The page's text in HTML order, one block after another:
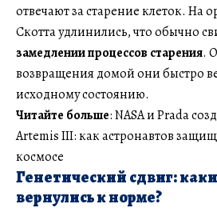
отвечают за старение клеток. На
Скотта удлинились, что обычно
замедлении процессов старения.
возвращения домой они быстро
исходному состоянию.
Читайте больше: NASA и Prada
Artemis III: как астронавтов
космосе
Генетический сдвиг:
вернулись к норме?